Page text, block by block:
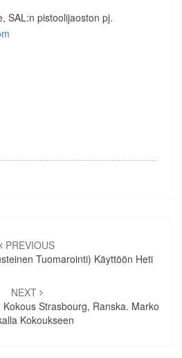
SAL:n pistoolijaoston pj.
PREVIOUS
Tuomarointi) Käyttöön Heti
NEXT
Strasbourg, Ranska. Marko
Kokoukseen